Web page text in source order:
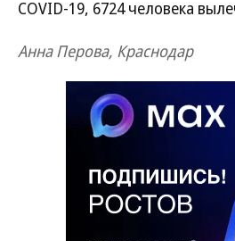
COVID-19, 6724 человека
Анна Перова, Краснодар